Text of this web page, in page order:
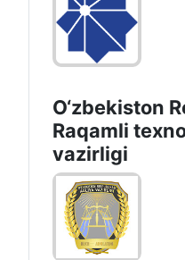
O‘zbekiston
Raqamli
vazirligi